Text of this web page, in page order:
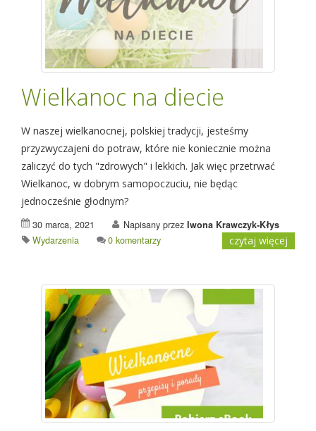
Wielkanoc na diecie
W naszej wielkanocnej, polskiej tradycji, jesteśmy
przyzwyczajeni do potraw, które nie koniecznie można
zaliczyć do tych "zdrowych" i lekkich. Jak więc przetrwać
Wielkanoc, w dobrym samopoczuciu, nie będąc
jednocześnie głodnym?
30 marca, 2021 Napisany przez Iwona Krawczyk-Kłys
Wydarzenia
0 komentarzy czytaj więcej